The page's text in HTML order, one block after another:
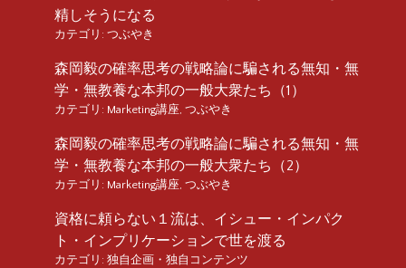
精しそうになる
カテゴリ: つぶやき
森岡毅の確率思考の戦略論に騙される無知・無
学・無教養な本邦の一般大衆たち（1）
カテゴリ: Marketing講座, つぶやき
森岡毅の確率思考の戦略論に騙される無知・無
学・無教養な本邦の一般大衆たち（2）
カテゴリ: Marketing講座, つぶやき
資格に頼らない１流は、イシュー・インパク
ト・インプリケーションで世を渡る
カテゴリ: 独自企画・独自コンテンツ